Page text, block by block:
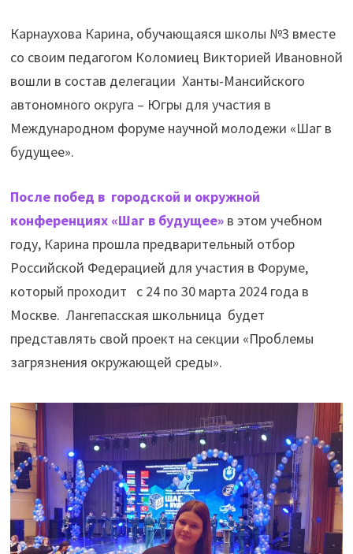
Карнаухова Карина, обучающаяся школы №3 вместе
со своим педагогом Коломиец Викторией Ивановной
вошли в состав делегации Ханты-Мансийского
автономного округа – Югры для участия в
Международном форуме научной молодежи «Шаг в
будущее».
После побед в городской и окружной
конференциях «Шаг в будущее»в этом учебном
году, Карина прошла предварительный отбор
Российской Федерацией для участия в Форуме,
который проходит с 24 по 30 марта 2024 года в
Москве. Лангепасская школьница будет
представлять свой проект на секции «Проблемы
загрязнения окружающей среды».